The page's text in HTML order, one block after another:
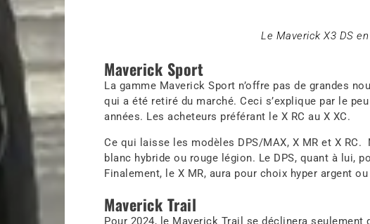
Le Maverick X3 DS
Maverick Sport
La gamme Maverick Sport n’offre pas de grandes
qui a été retiré du marché. Ceci s’explique par le
années. Les acheteurs préférant le X RC au X XC.
Ce qui laisse les modèles DPS/MAX, X MR et X RC.
blanc hybride ou rouge légion. Le DPS, quant à lui,
Finalement, le X MR, aura pour choix hyper argent
Maverick Trail
Pour 2024, le Maverick Trail se déclinera